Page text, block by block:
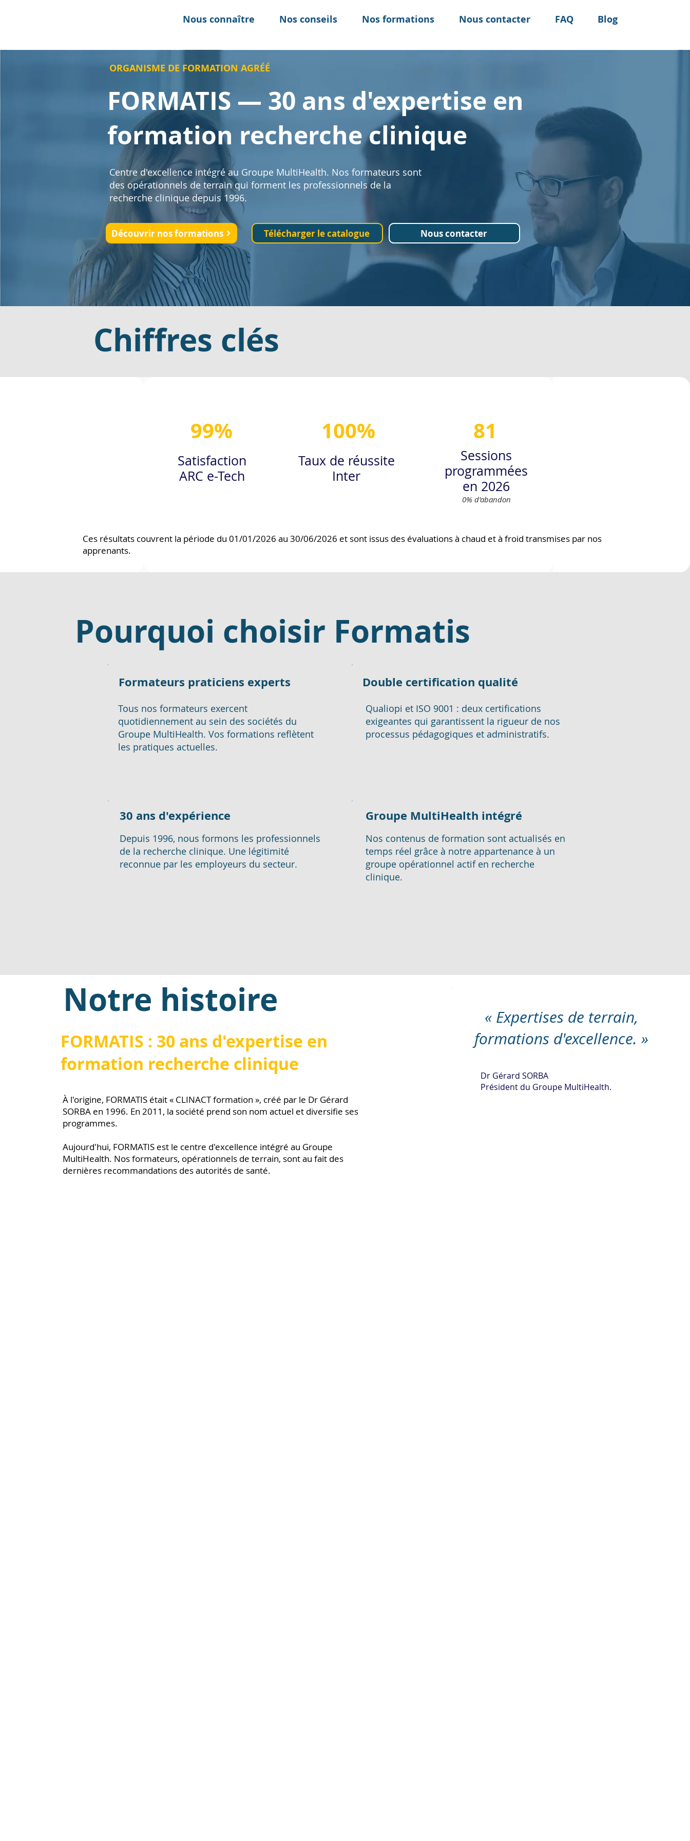
Nous connaître Nos conseils Nos formations Nous contacter FAQ Blog
ORGANISME DE FORMATION AGRÉÉ
FORMATIS — 30 ans d'expertise en
formation recherche clinique
Centre d'excellence intégré au Groupe MultiHealth. Nos formateurs sont
des opérationnels de terrain qui forment les professionnels de la
recherche clinique depuis 1996.
Découvrir nos formations Télécharger le catalogue Nous contacter
Chiffres clés
99%
Satisfaction
ARC e-Tech
100%
Taux de réussite
Inter
81
Sessions
programmées
en 2026
0% d'abandon
Ces résultats couvrent la période du 01/01/2026 au 30/06/2026 et sont issus des évaluations à chaud et à froid transmises par nos
apprenants.
Pourquoi choisir Formatis
Formateurs praticiens experts
Tous nos formateurs exercent
quotidiennement au sein des sociétés du
Groupe MultiHealth. Vos formations reflètent
les pratiques actuelles.
Double certification qualité
Qualiopi et ISO 9001 : deux certifications
exigeantes qui garantissent la rigueur de nos
processus pédagogiques et administratifs.
30 ans d'expérience
Depuis 1996, nous formons les professionnels
de la recherche clinique. Une légitimité
reconnue par les employeurs du secteur.
Groupe MultiHealth intégré
Nos contenus de formation sont actualisés en
temps réel grâce à notre appartenance à un
groupe opérationnel actif en recherche
clinique.
Notre histoire
FORMATIS : 30 ans d'expertise en
formation recherche clinique
À l'origine, FORMATIS était « CLINACT formation », créé par le Dr Gérard
SORBA en 1996. En 2011, la société prend son nom actuel et diversifie ses
programmes.
Aujourd'hui, FORMATIS est le centre d'excellence intégré au Groupe
MultiHealth. Nos formateurs, opérationnels de terrain, sont au fait des
dernières recommandations des autorités de santé.
« Expertises de terrain,
formations d'excellence. »
Dr Gérard SORBA
Président du Groupe MultiHealth.